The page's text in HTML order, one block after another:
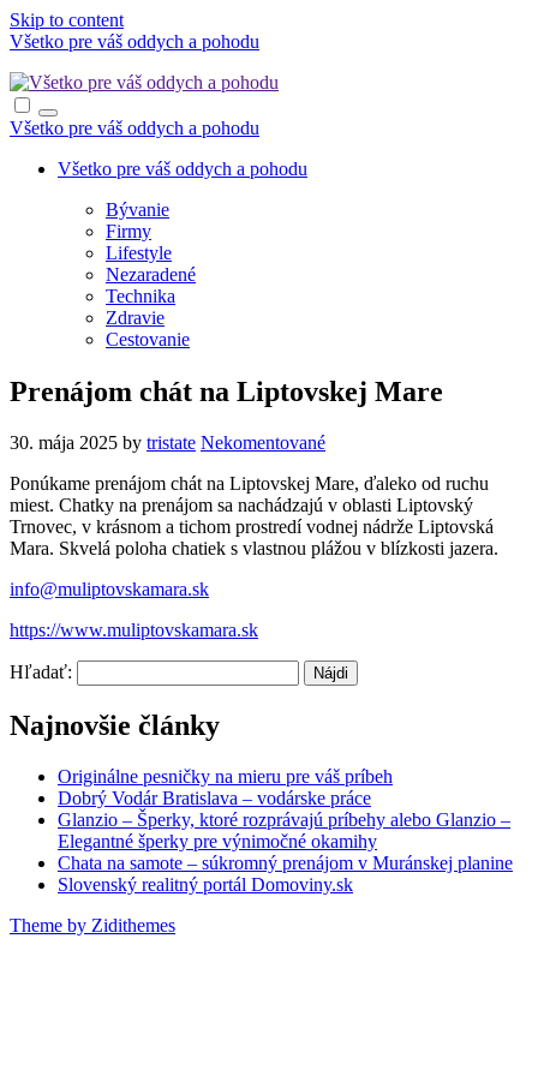
Skip to content
Všetko pre váš oddych a pohodu
Všetko pre váš oddych a pohodu
Všetko pre váš oddych a pohodu
Bývanie
Firmy
Lifestyle
Nezaradené
Technika
Zdravie
Cestovanie
Prenájom chát na Liptovskej Mare
30. mája 2025 by tristate Nekomentované
Ponúkame prenájom chát na Liptovskej Mare, ďaleko od ruchu
miest. Chatky na prenájom sa nachádzajú v oblasti Liptovský
Trnovec, v krásnom a tichom prostredí vodnej nádrže Liptovská
Mara. Skvelá poloha chatiek s vlastnou plážou v blízkosti jazera.
info@muliptovskamara.sk
https://www.muliptovskamara.sk
Hľadať:
Najnovšie články
Originálne pesničky na mieru pre váš príbeh
Dobrý Vodár Bratislava – vodárske práce
Glanzio – Šperky, ktoré rozprávajú príbehy alebo Glanzio –
Elegantné šperky pre výnimočné okamihy
Chata na samote – súkromný prenájom v Muránskej planine
Slovenský realitný portál Domoviny.sk
Theme by Zidithemes